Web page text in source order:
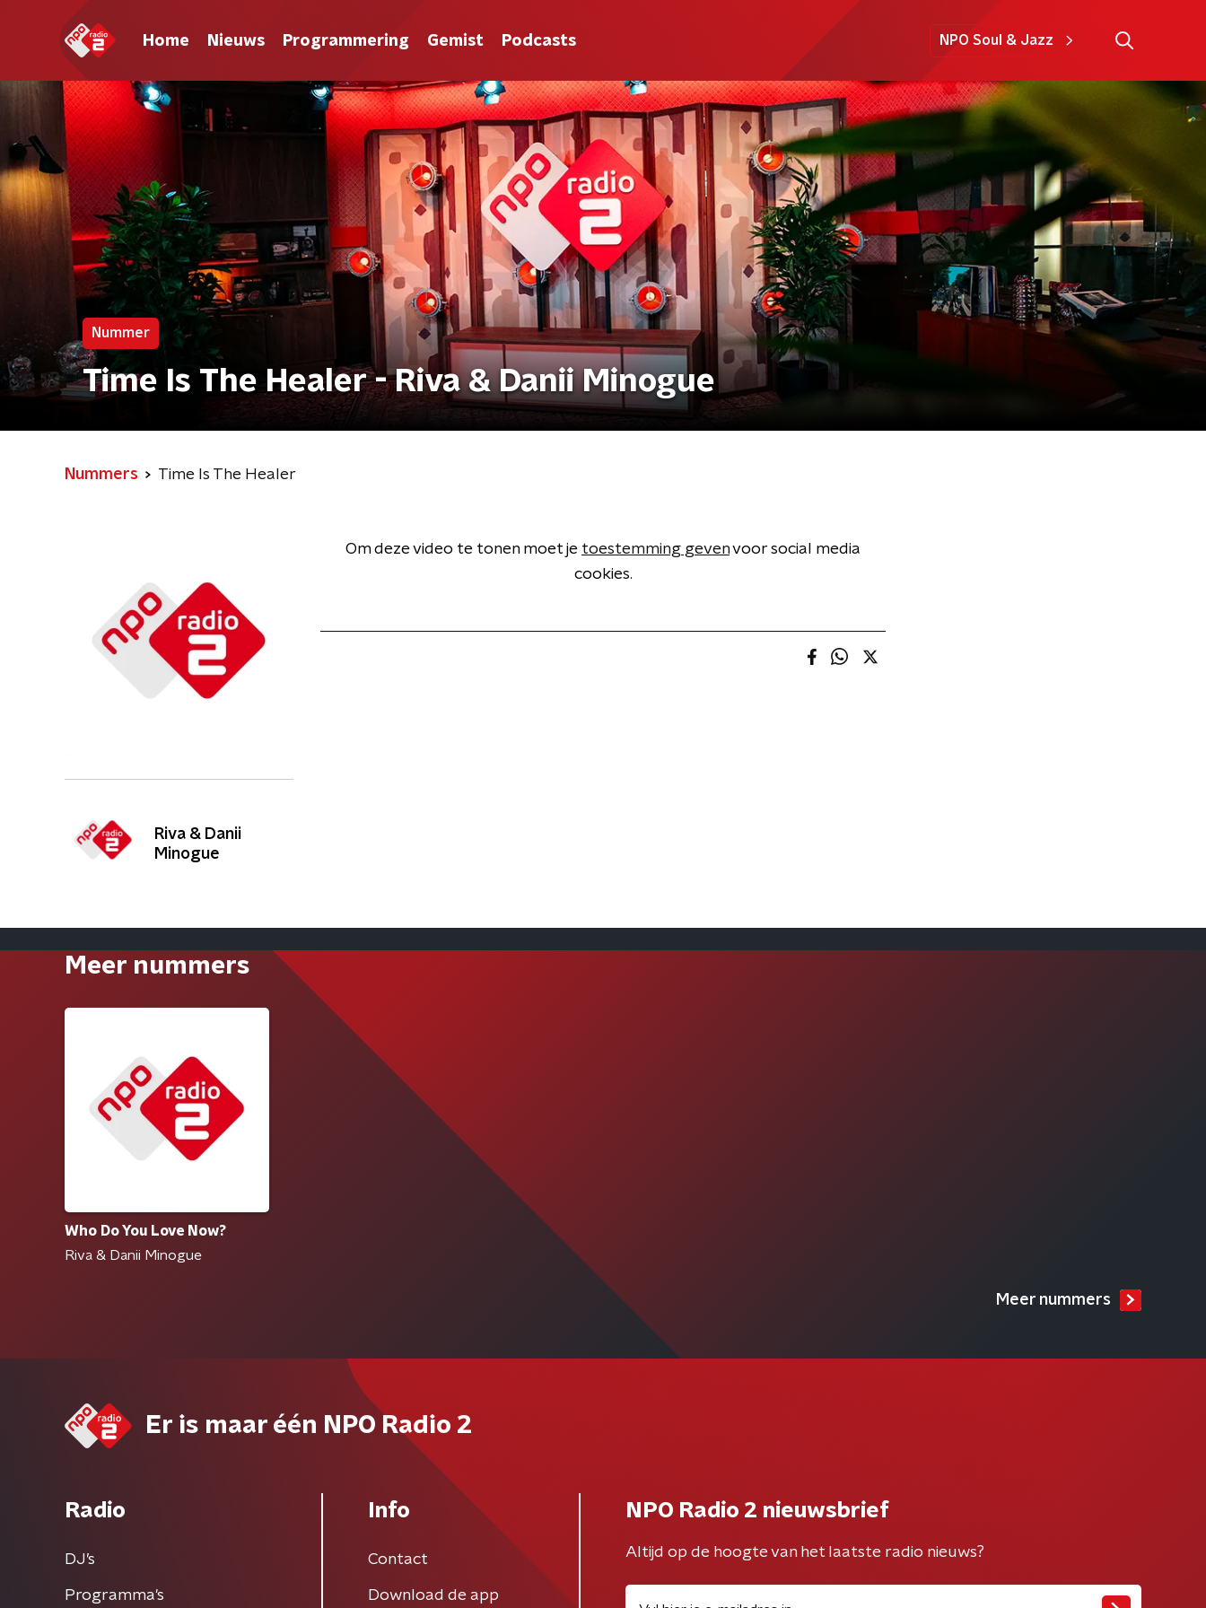
Home Nieuws Programmering Gemist Podcasts NPO Soul & Jazz
Nummer
Time Is The Healer - Riva & Danii Minogue
Nummers Time Is The Healer
Riva & Danii
Minogue
Om deze video te tonen moet je toestemming gevenvoor social media
cookies.
Meer nummers
Who Do You Love Now?
Riva & Danii Minogue
Meer nummers
Er is maar één NPO Radio 2
Radio
DJ’s
Programma's
Info
Contact
Download de app
NPO Radio 2 nieuwsbrief
Altijd op de hoogte van het laatste radio nieuws?